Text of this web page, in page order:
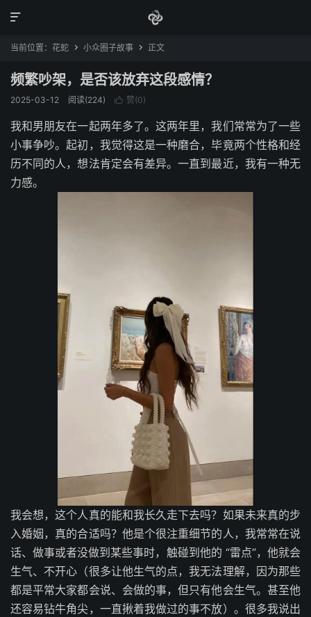

当前位置： 花蛇  小众圈子故事  正文
频繁吵架，是否该放弃这段感情？
2025-03-12 阅读(224)  赞(0)
我和男朋友在一起两年多了。这两年里，我们常常为了一些
小事争吵。起初，我觉得这是一种磨合，毕竟两个性格和经
历不同的人，想法肯定会有差异。一直到最近，我有一种无
力感。
我会想，这个人真的能和我长久走下去吗？如果未来真的步
入婚姻，真的合适吗？他是个很注重细节的人，我常常在说
话、做事或者没做到某些事时，触碰到他的 “雷点”，他就会
生气、不开心（很多让他生气的点，我无法理解，因为那些
都是平常大家都会说、会做的事，但只有他会生气。甚至他
还容易钻牛角尖，一直揪着我做过的事不放）。很多我说出